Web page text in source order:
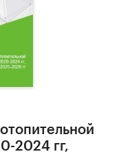
2024 гг,